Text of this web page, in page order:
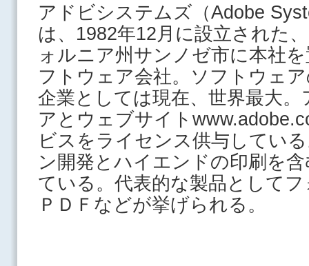
アドビシステムズ（Adobe
は、1982年12月に設立された
ォルニア州サンノゼ市に本社
フトウェア会社。ソフトウェ
企業としては現在、世界最大
アとウェブサイト
ビスをライセンス供与してい
ン開発とハイエンドの印刷を
ている。代表的な製品として
ＰＤＦなどが挙げられる。